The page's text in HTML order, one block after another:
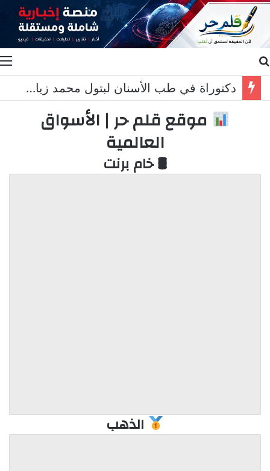
دكتوراة في طب الأسنان لبتول محمد زيات ابنة الدكتورة هنادي عباس واتحاد الجمعيات الأهلية زارها مهنئا
موقع قلم حر | الأسواق
العالمية
🛢 خام برنت
الذهب